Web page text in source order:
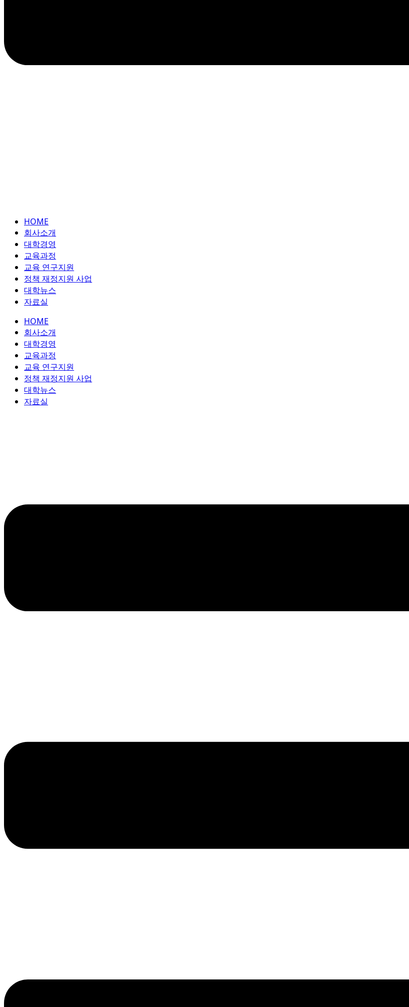
HOME
회사소개
대학경영
교육과정
교육 연구지원
정책 재정지원 사업
대학뉴스
자료실
HOME
회사소개
대학경영
교육과정
교육 연구지원
정책 재정지원 사업
대학뉴스
자료실